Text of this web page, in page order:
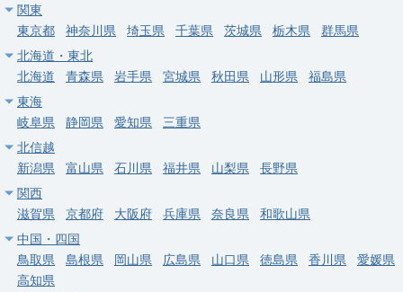
給与 年収 1,200万円 ～ 1,800万円
常勤
【横浜市緑区】一般内科／鴨居駅徒歩6分・オンコールなし／年
収1,200～1,800万円
求人病院名
募集科目 内科
勤務地 神奈川県 横浜市緑区
給与
常勤
関東
東京都
神奈川県 埼玉県 千葉県 茨城県 栃木県
群馬県
北海道・東北
北海道
青森県 岩手県 宮城県 秋田県 山形県
福島県
東海
岐阜県
静岡県 愛知県
三重県
北信越
新潟県
富山県 石川県 福井県 山梨県
長野県
関西
滋賀県
京都府 大阪府 兵庫県 奈良県
和歌山県
中国・四国
鳥取県
島根県 岡山県 広島県 山口県 徳島県 香川県
愛媛県
高知県